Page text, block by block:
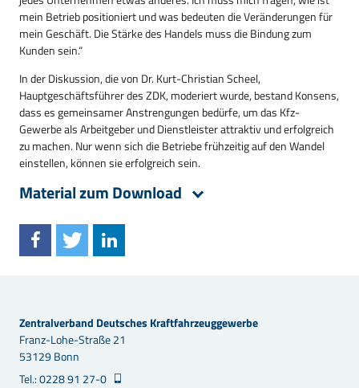
mein Betrieb positioniert und was bedeuten die Veränderungen für
mein Geschäft. Die Stärke des Handels muss die Bindung zum
Kunden sein.“
In der Diskussion, die von Dr. Kurt-Christian Scheel,
Hauptgeschäftsführer des ZDK, moderiert wurde, bestand Konsens,
dass es gemeinsamer Anstrengungen bedürfe, um das Kfz-
Gewerbe als Arbeitgeber und Dienstleister attraktiv und erfolgreich
zu machen. Nur wenn sich die Betriebe frühzeitig auf den Wandel
einstellen, können sie erfolgreich sein.
Material zum Download
Zentralverband Deutsches Kraftfahrzeuggewerbe
Franz-Lohe-Straße 21
53129 Bonn
Tel.: 0228 91 27-0